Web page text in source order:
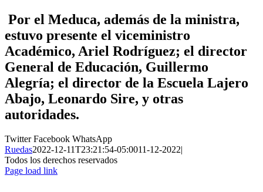
Por el Meduca, además de la ministra,
estuvo presente el viceministro
Académico, Ariel Rodríguez; el director
General de Educación, Guillermo
Alegría; el director de la Escuela Lajero
Abajo, Leonardo Sire, y otras
autoridades.
TwitterFacebook WhatsApp
Ruedas2022-12-11T23:21:54-05:0011-12-2022|
Todos los derechos reservados
Page load link